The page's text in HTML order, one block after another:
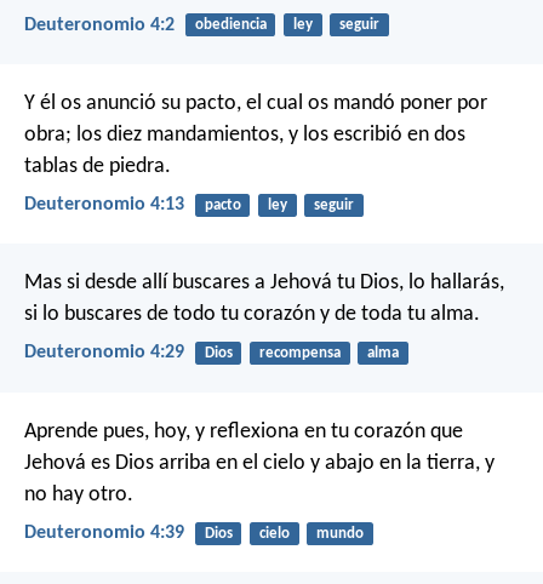
Deuteronomio 4:2 obediencia ley seguir
Y él os anunció su pacto, el cual os mandó poner por
obra; los diez mandamientos, y los escribió en dos
tablas de piedra.
Deuteronomio 4:13 pacto ley seguir
Mas si desde allí buscares a Jehová tu Dios, lo hallarás,
si lo buscares de todo tu corazón y de toda tu alma.
Deuteronomio 4:29 Dios recompensa alma
Aprende pues, hoy, y reflexiona en tu corazón que
Jehová es Dios arriba en el cielo y abajo en la tierra, y
no hay otro.
Deuteronomio 4:39 Dios cielo mundo